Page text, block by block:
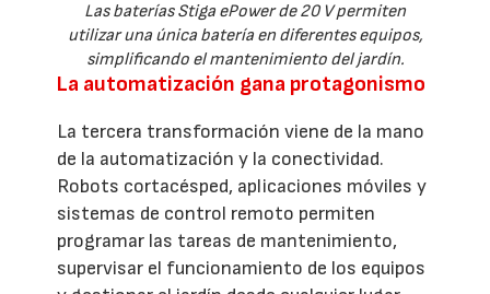
Las baterías Stiga ePower de 20 V permiten
utilizar una única batería en diferentes equipos,
simplificando el mantenimiento del jardín.
La automatización gana protagonismo
La tercera transformación viene de la mano
de la automatización y la conectividad.
Robots cortacésped, aplicaciones móviles y
sistemas de control remoto permiten
programar las tareas de mantenimiento,
supervisar el funcionamiento de los equipos